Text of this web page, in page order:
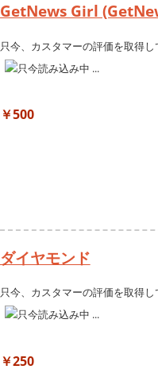
GetNews Girl
只今、カスタマーの評価を取得し
￥500
ダイヤモンド
只今、カスタマーの評価を取得し
￥250